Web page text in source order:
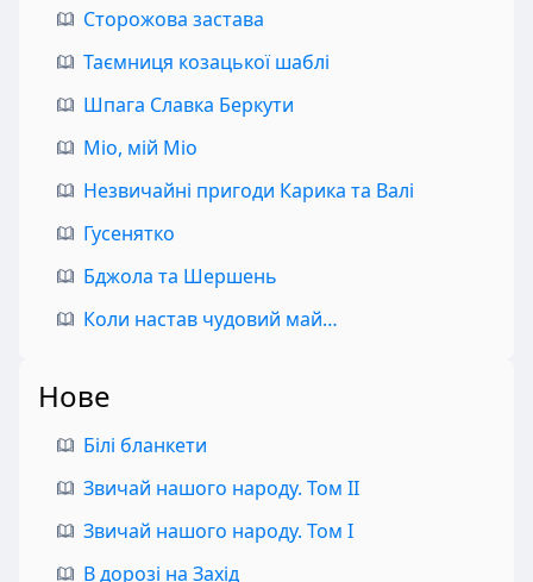
Сторожова застава
Таємниця козацької шаблі
Шпага Славка Беркути
Міо, мій Міо
Незвичайні пригоди Карика та Валі
Гусенятко
Бджола та Шершень
Коли настав чудовий май…
Нове
Білі бланкети
Звичай нашого народу. Том II
Звичай нашого народу. Том I
В дорозі на Захід